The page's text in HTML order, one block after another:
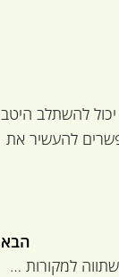
יכול להשתלב היטב
להעשיר את
הבא
כמה חלבון יש בסייטן? ואיך הוא משתווה למקורות אחרים